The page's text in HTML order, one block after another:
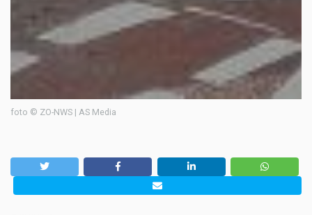
foto © ZO-NWS | AS Media